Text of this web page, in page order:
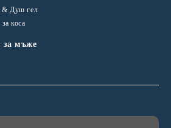
Душ гел
коса
за мъже